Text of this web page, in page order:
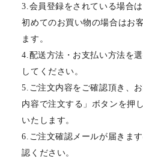
3.会員登録をされている場合
初めてのお買い物の場合はお
ます。
4.配送方法・お支払い方法を
してください。
5.ご注文内容をご確認頂き、
内容で注文する」ボタンを押
いたします。
6.ご注文確認メールが届きま
認ください。